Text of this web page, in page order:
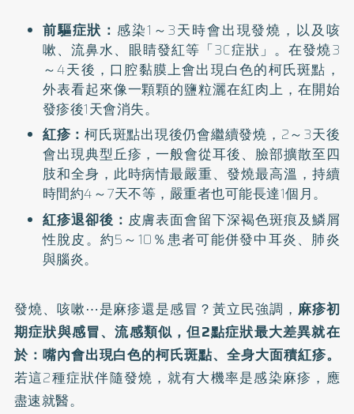
前驅症狀： 感染1～3天時會出現發燒，以及咳
嗽、流鼻水、眼睛發紅等「3C症狀」。在發燒3
～4天後，口腔黏膜上會出現白色的柯氏斑點，
外表看起來像一顆顆的鹽粒灑在紅肉上，在開始
發疹後1天會消失。
紅疹：柯氏斑點出現後仍會繼續發燒，2～3天後
會出現典型丘疹，一般會從耳後、臉部擴散至四
肢和全身，此時病情最嚴重、發燒最高溫，持續
時間約4～7天不等，嚴重者也可能長達1個月。
紅疹退卻後： 皮膚表面會留下深褐色斑痕及鱗屑
性脫皮。約5～10％患者可能併發中耳炎、肺炎
與腦炎。
發燒、咳嗽⋯是麻疹還是感冒？黃立民強調， 麻疹初
期症狀與感冒、流感類似，但2點症狀最大差異就在
於：嘴內會出現白色的柯氏斑點、全身大面積紅疹。
若這2種症狀伴隨發燒，就有大機率是感染麻疹，應
盡速就醫。